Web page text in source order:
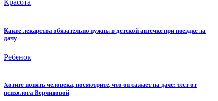
Красота
Какие лекарства обязательно нужны в детской аптечке при поездке на
дачу
Ребенок
Хотите понять человека, посмотрите, что он сажает на даче: тест от
психолога Верчиновой